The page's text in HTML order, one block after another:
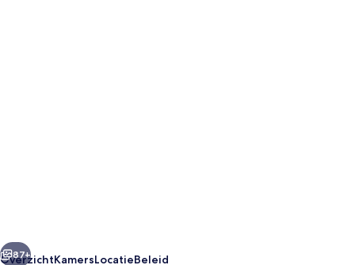
Volgende
87+
OverzichtKamersLocatieBeleid